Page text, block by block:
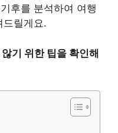
후를 분석하여 여행
드릴게요.
기 위한 팁을 확인해